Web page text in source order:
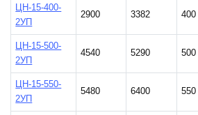
ЦН-15-400-
2УП
2900 3382 400
ЦН-15-500-
2УП
4540 5290 500
ЦН-15-550-
2УП
5480 6400 550